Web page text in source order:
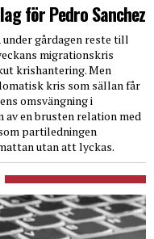
för Pedro Sanchez
under gårdagen reste till
migrationskris
krishantering. Men
kris som sällan får
omsvängning i
av en brusten relation med
partiledningen
utan att lyckas.